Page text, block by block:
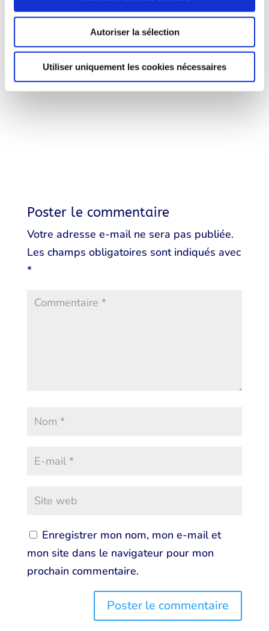
Autoriser la sélection
Utiliser uniquement les cookies nécessaires
Annick SITTLER, Christian TABIASCO,
Bernard THEVENET, Sabine THILLAYE,
Gilles TISSOT, Michèle VENTADOUR,
François VIE.
Poster le commentaire
Votre adresse e-mail ne sera pas publiée.
Les champs obligatoires sont indiqués avec
*
Enregistrer mon nom, mon e-mail et
mon site dans le navigateur pour mon
prochain commentaire.